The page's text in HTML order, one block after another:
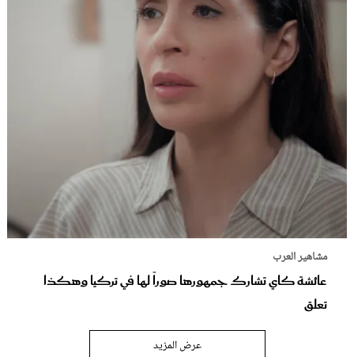
مشاهير العرب
عائشة كاي تشارك جمهورها صوراً لها في تركيا وهكذا
تعلق
عرض المزيد